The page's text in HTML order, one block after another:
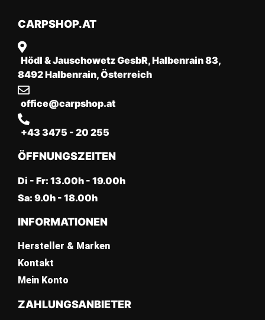
CARPSHOP.AT
Hödl & Jauschowetz GesbR, Halbenrain 83,
8492 Halbenrain, Österreich
office@carpshop.at
+43 3475 - 20 255
ÖFFNUNGSZEITEN
Di - Fr: 13.00h - 19.00h
Sa: 9.0h - 18.00h
INFORMATIONEN
Hersteller & Marken
Kontakt
Mein Konto
ZAHLUNGSANBIETER